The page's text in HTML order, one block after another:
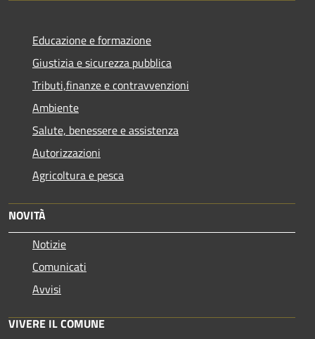
Educazione e formazione
Giustizia e sicurezza pubblica
Tributi,finanze e contravvenzioni
Ambiente
Salute, benessere e assistenza
Autorizzazioni
Agricoltura e pesca
NOVITÀ
Notizie
Comunicati
Avvisi
VIVERE IL COMUNE